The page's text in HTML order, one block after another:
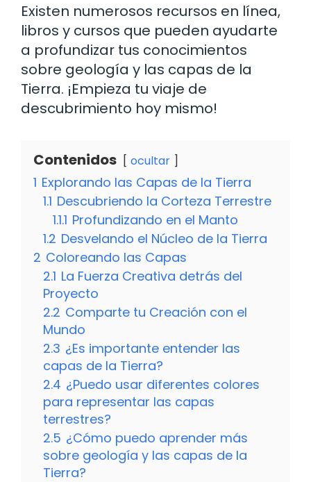
Existen numerosos recursos en línea,
libros y cursos que pueden ayudarte
a profundizar tus conocimientos
sobre geología y las capas de la
Tierra. ¡Empieza tu viaje de
descubrimiento hoy mismo!
Contenidos ocultar
1 Explorando las Capas de la Tierra
1.1 Descubriendo la Corteza Terrestre
1.1.1 Profundizando en el Manto
1.2 Desvelando el Núcleo de la Tierra
2 Coloreando las Capas
2.1 La Fuerza Creativa detrás del
Proyecto
2.2 Comparte tu Creación con el
Mundo
2.3 ¿Es importante entender las
capas de la Tierra?
2.4 ¿Puedo usar diferentes colores
para representar las capas
terrestres?
2.5 ¿Cómo puedo aprender más
sobre geología y las capas de la
Tierra?